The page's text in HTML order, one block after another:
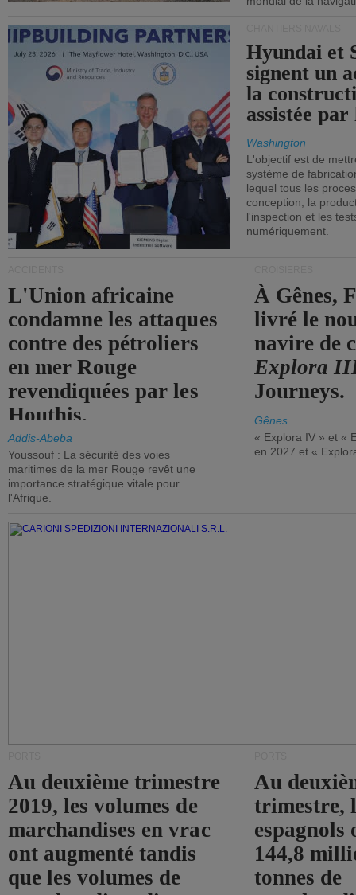
Hyundai et
signent un
la
assistée
Washington
L'objectif est de
système de
lequel tous les
conception, la
l'inspection et les
numériquement.
L'Union africaine
condamne les attaques
contre des pétroliers
en mer Rouge
revendiquées par les
Houthis.
Addis-Abeba
Youssouf : La sécurité des voies
maritimes de la mer Rouge revêt une
importance stratégique vitale pour
l'Afrique.
À Gênes,
livré le
navire de
Explora
Journeys.
Gênes
« Explora IV » et «
en 2027 et «
Au deuxième trimestre
2019, les volumes de
marchandises en vrac
ont augmenté tandis
que les volumes de
Au
trimestre,
144,8
tonnes de